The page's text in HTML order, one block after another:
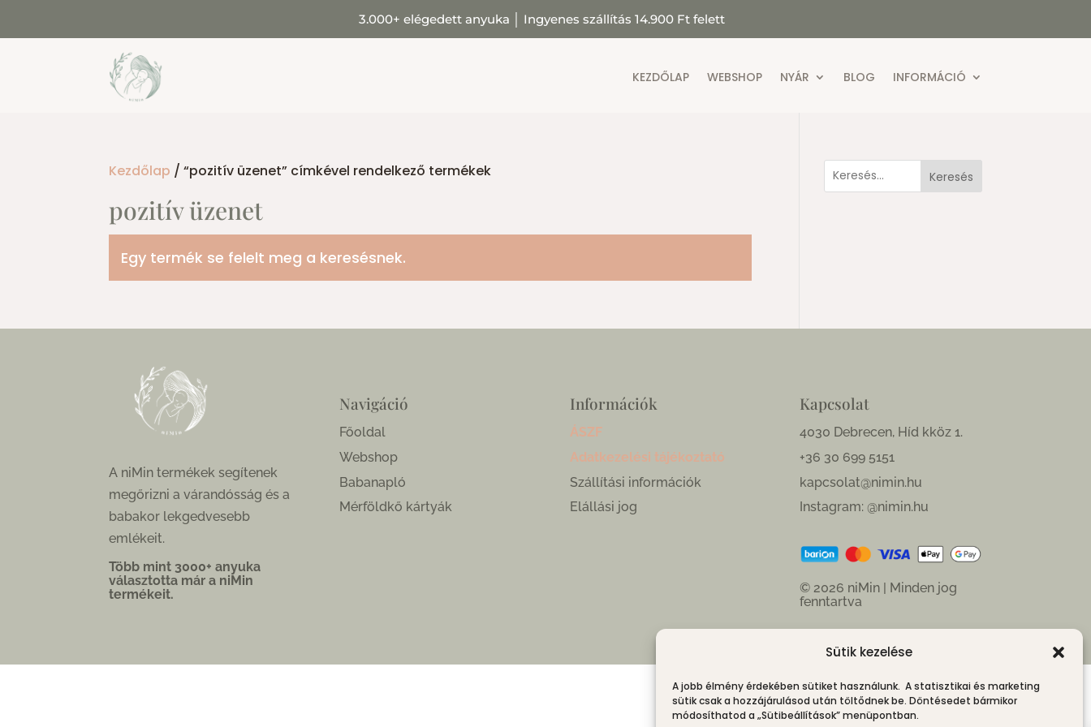
Sütik kezelése
A jobb élmény érdekében sütiket használunk. A statisztikai és marketing
sütik csak a hozzájárulásod után töltődnek be. Döntésedet bármikor
módosíthatod a „Sütibeállítások” menüpontban.
3.000+ elégedett anyuka Ingyenes szállítás 14.900 Ft felett
KEZDŐLAP WEBSHOP NYÁR BLOG INFORMÁCIÓ
Kezdőlap / “pozitív üzenet” címkével rendelkező termékek
pozitív üzenet
Egy termék se felelt meg a keresésnek.
Keresés
A niMin termékek segítenek
megőrizni a várandósság és a
babakor lekgedvesebb
emlékeit.
Több mint 3000+ anyuka
választotta már a niMin
termékeit.
Navigáció
Főoldal
Webshop
Babanapló
Mérföldkő kártyák
Információk
ÁSZF
Adatkezelési tájékoztató
Szállítási információk
Elállási jog
Kapcsolat
4030 Debrecen, Híd kköz 1.
+36 30 699 5151
kapcsolat@nimin.hu
Instagram: @nimin.hu
© 2026 niMin | Minden jog
fenntartva